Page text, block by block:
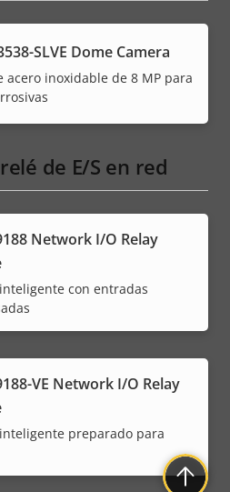
SLVE Dome Camera
acero inoxidable de 8 MP para
de E/S en red
Network I/O Relay
con entradas
VE Network I/O Relay
preparado para